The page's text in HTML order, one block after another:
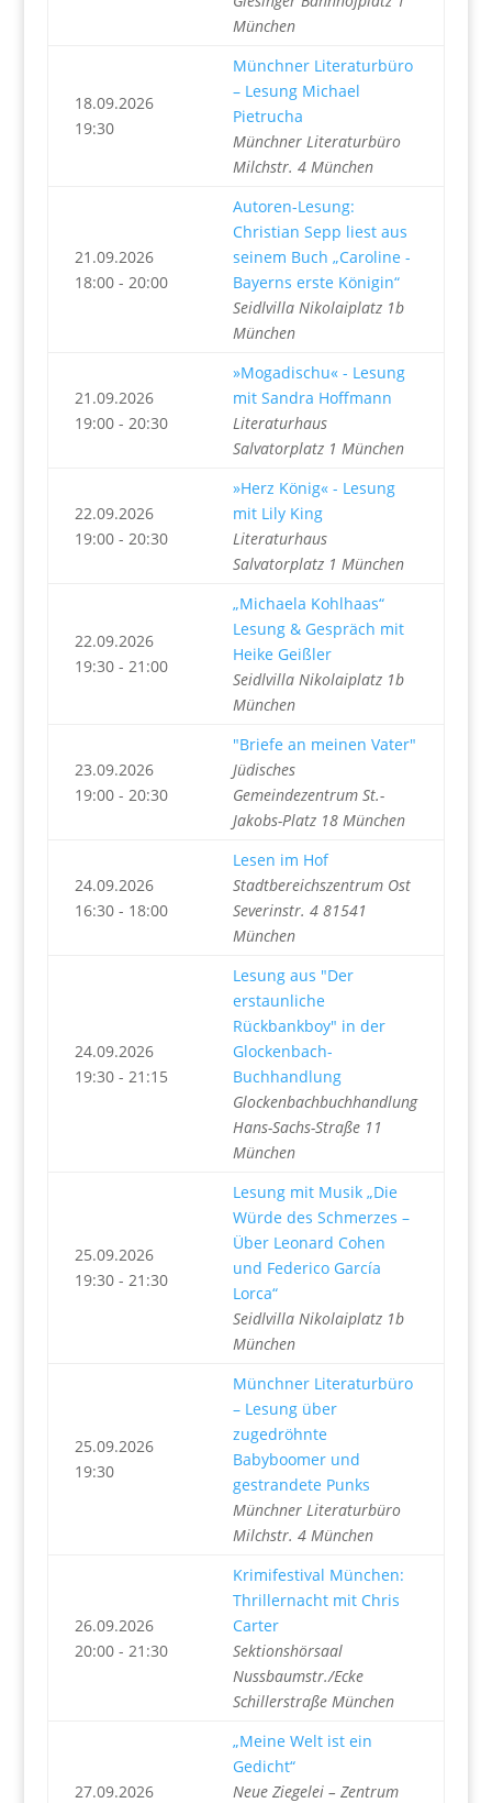
München
18.09.2026
19:30
Münchner Literaturbüro
– Lesung Michael
Pietrucha
Münchner Literaturbüro
Milchstr. 4 München
21.09.2026
18:00 - 20:00
Autoren-Lesung:
Christian Sepp liest aus
seinem Buch „Caroline -
Bayerns erste Königin“
Seidlvilla Nikolaiplatz 1b
München
21.09.2026
19:00 - 20:30
»Mogadischu« - Lesung
mit Sandra Hoffmann
Literaturhaus
Salvatorplatz 1 München
22.09.2026
19:00 - 20:30
»Herz König« - Lesung
mit Lily King
Literaturhaus
Salvatorplatz 1 München
22.09.2026
19:30 - 21:00
„Michaela Kohlhaas“
Lesung & Gespräch mit
Heike Geißler
Seidlvilla Nikolaiplatz 1b
München
23.09.2026
19:00 - 20:30
"Briefe an meinen Vater"
Jüdisches
Gemeindezentrum St.-
Jakobs-Platz 18 München
24.09.2026
16:30 - 18:00
Lesen im Hof
Stadtbereichszentrum Ost
Severinstr. 4 81541
München
24.09.2026
19:30 - 21:15
Lesung aus "Der
erstaunliche
Rückbankboy" in der
Glockenbach-
Buchhandlung
Glockenbachbuchhandlung
Hans-Sachs-Straße 11
München
25.09.2026
19:30 - 21:30
Lesung mit Musik „Die
Würde des Schmerzes –
Über Leonard Cohen
und Federico García
Lorca“
Seidlvilla Nikolaiplatz 1b
München
25.09.2026
19:30
Münchner Literaturbüro
– Lesung über
zugedröhnte
Babyboomer und
gestrandete Punks
Münchner Literaturbüro
Milchstr. 4 München
26.09.2026
20:00 - 21:30
Krimifestival München:
Thrillernacht mit Chris
Carter
Sektionshörsaal
Nussbaumstr./Ecke
Schillerstraße München
27.09.2026
„Meine Welt ist ein
Gedicht“
Neue Ziegelei – Zentrum